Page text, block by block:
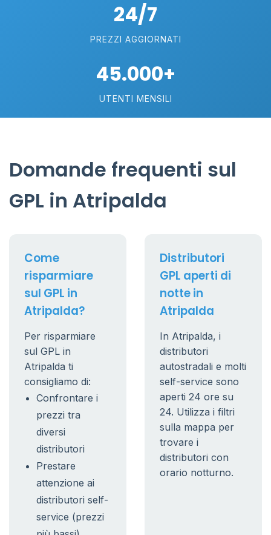
24/7
PREZZI AGGIORNATI
45.000+
UTENTI MENSILI
Domande frequenti sul
GPL in Atripalda
Come
risparmiare
sul GPL in
Atripalda?
Per risparmiare
sul GPL in
Atripalda ti
consigliamo di:
Confrontare i
prezzi tra
diversi
distributori
Prestare
attenzione ai
distributori self-
service (prezzi
Distributori
GPL aperti di
notte in
Atripalda
In Atripalda, i
distributori
autostradali e molti
self-service sono
aperti 24 ore su
24. Utilizza i filtri
sulla mappa per
trovare i
distributori con
orario notturno.